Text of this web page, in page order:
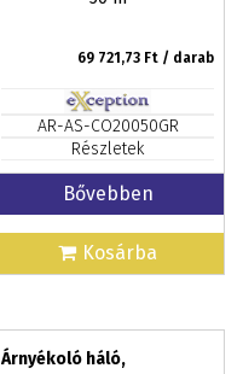
69 721,73 Ft / darab
AR-AS-CO20050GR
Részletek
Bővebben
Kosárba
Árnyékoló háló,